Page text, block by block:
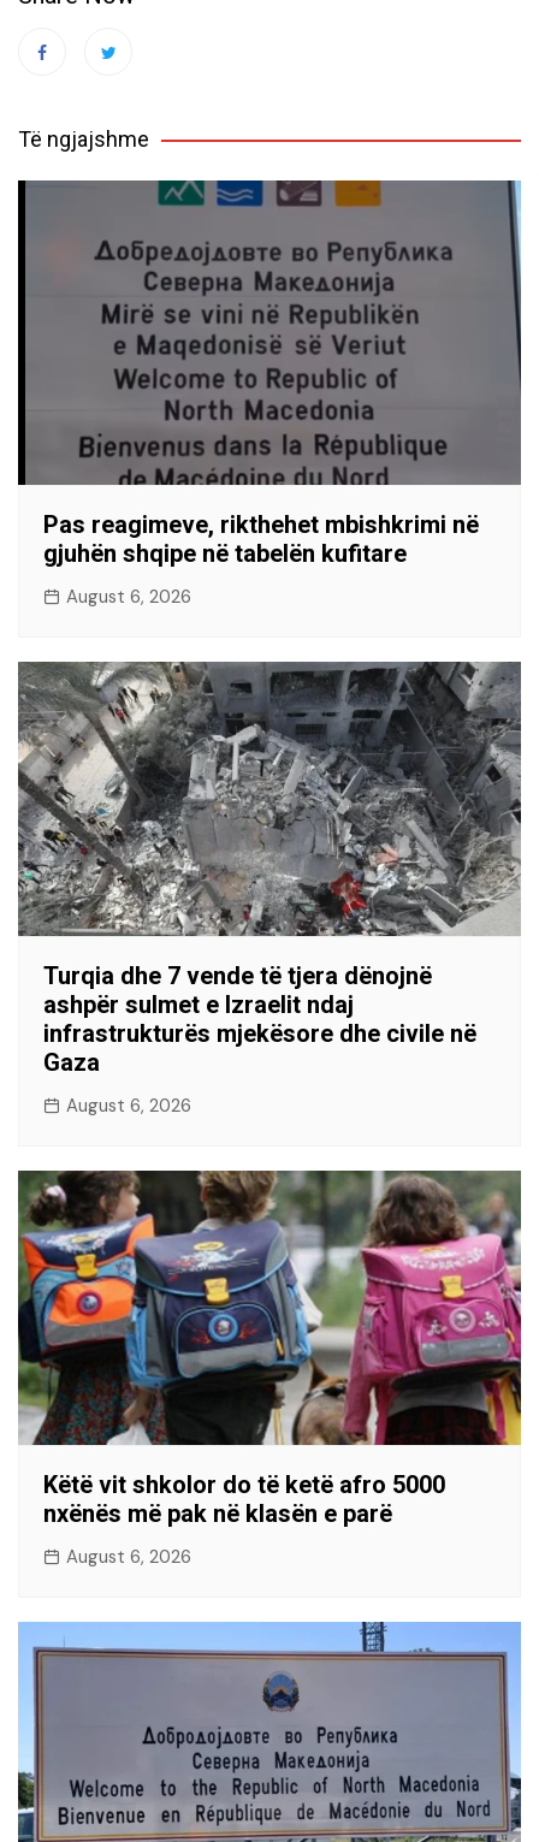
Të ngjajshme
Pas reagimeve, rikthehet mbishkrimi në
gjuhën shqipe në tabelën kufitare
August 6, 2026
Turqia dhe 7 vende të tjera dënojnë
ashpër sulmet e Izraelit ndaj
infrastrukturës mjekësore dhe civile në
Gaza
August 6, 2026
Këtë vit shkolor do të ketë afro 5000
nxënës më pak në klasën e parë
August 6, 2026